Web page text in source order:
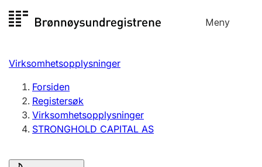
til
Meny
Registersøk
Aksjeselskap
Enkeltpersonforetak
Registrere, endre, slette
Virksomhetsopplysninger
Forsiden
Registersøk
Virksomhetsopplysninger
STRONGHOLD CAPITAL AS